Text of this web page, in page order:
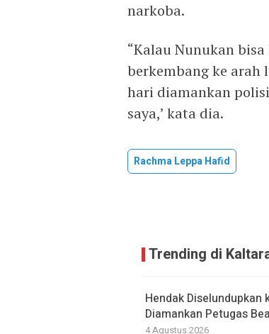
narkoba.
“Kalau Nunukan
berkembang ke arah
hari diamankan
saya,’ kata dia.
Rachma Leppa Hafid
Trending di
Hendak Diselundupkan
Diamankan Petugas
4 Agustus 2026